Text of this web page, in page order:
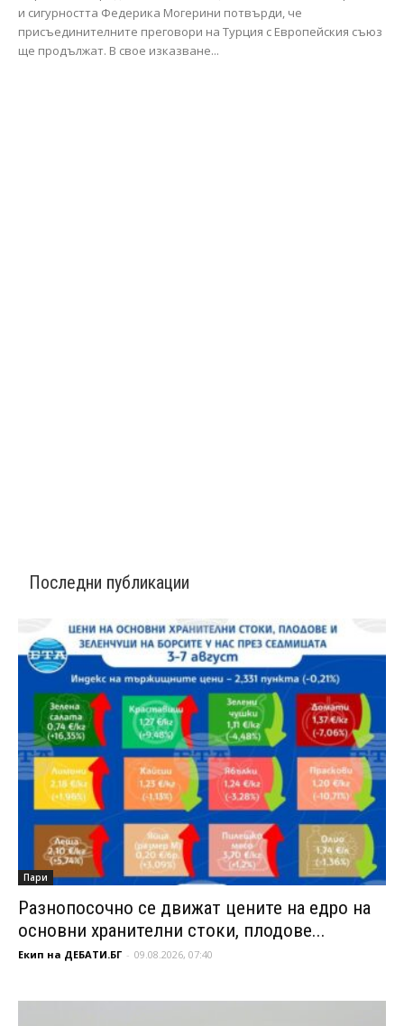
и сигурността Федерика Могерини потвърди, че
присъединителните преговори на Турция с Европейския съюз
ще продължат. В свое изказване...
Последни публикации
Пари
Разнопосочно се движат цените на едро на
основни хранителни стоки, плодове...
Екип на ДЕБАТИ.БГ - 09.08.2026, 07:40